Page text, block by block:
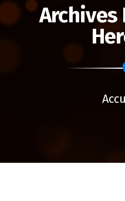
Archives